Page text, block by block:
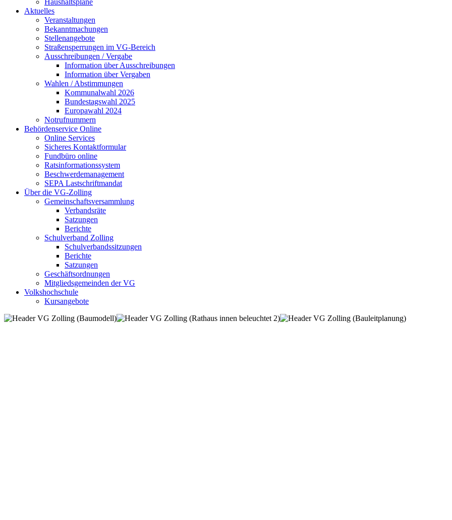
Haushaltspläne
Aktuelles
Veranstaltungen
Bekanntmachungen
Stellenangebote
Straßensperrungen im VG-Bereich
Ausschreibungen / Vergabe
Information über Ausschreibungen
Information über Vergaben
Wahlen / Abstimmungen
Kommunalwahl 2026
Bundestagswahl 2025
Europawahl 2024
Notrufnummern
Behördenservice Online
Online Services
Sicheres Kontaktformular
Fundbüro online
Ratsinformationssystem
Beschwerdemanagement
SEPA Lastschriftmandat
Über die VG-Zolling
Gemeinschaftsversammlung
Verbandsräte
Satzungen
Berichte
Schulverband Zolling
Schulverbandssitzungen
Berichte
Satzungen
Geschäftsordnungen
Mitgliedsgemeinden der VG
Volkshochschule
Kursangebote